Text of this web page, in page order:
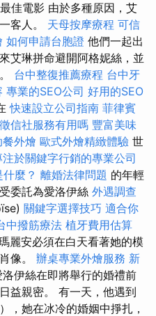
佳電影 由於多種原因，艾
客人。 天母按摩療程 可信
如何申請台胞證 他們一起出
艾琳拼命避開阿格妮絲，並
台中整復推薦療程 台中牙
專業的SEO公司 好用的SEO
快速設立公司指南 菲律賓
徵信社服務有用嗎 豐富美味
外燴 歐式外燴精緻體驗 世
注於關鍵字行銷的專業公司
麼？ 離婚法律問題 的年輕
委託為愛洛伊絲 外遇調查
關鍵字選擇技巧 適合你
中撥筋療法 植牙費用估算
麗安必須在白天看著她的模
像。 辦桌專業外燴服務 新
伊絲在即將舉行的婚禮前
益親密。 有一天，他遇到
，她在冰冷的婚姻中掙扎，